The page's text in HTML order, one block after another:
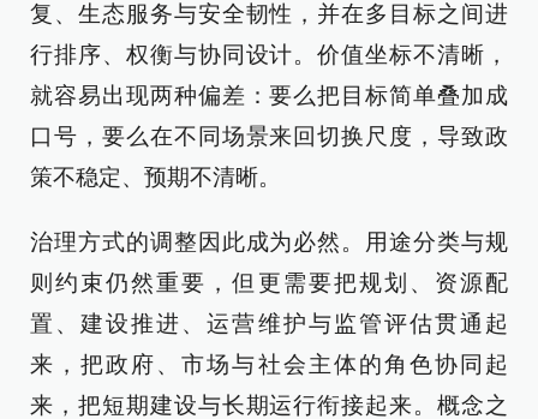
复、生态服务与安全韧性，并在多目标之间进
行排序、权衡与协同设计。价值坐标不清晰，
就容易出现两种偏差：要么把目标简单叠加成
口号，要么在不同场景来回切换尺度，导致政
策不稳定、预期不清晰。
治理方式的调整因此成为必然。用途分类与规
则约束仍然重要，但更需要把规划、资源配
置、建设推进、运营维护与监管评估贯通起
来，把政府、市场与社会主体的角色协同起
来，把短期建设与长期运行衔接起来。概念之